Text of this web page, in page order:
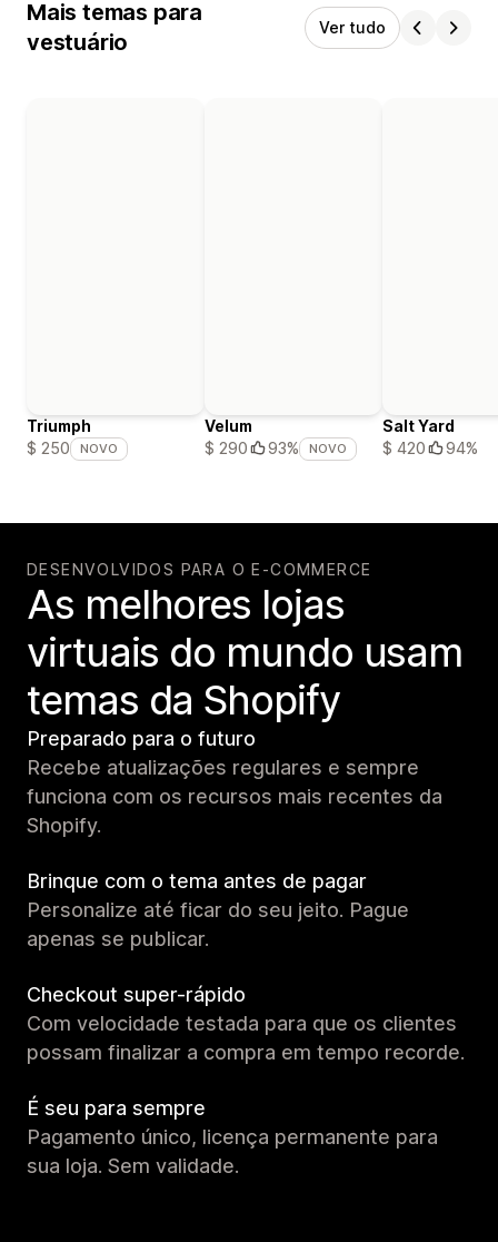
Mais temas para
vestuário
Ver tudo
Triumph
$ 250
NOVO
Velum
$ 290
93% NOVO
Salt Yard
$ 420
94%
DESENVOLVIDOS PARA O E-COMMERCE
As melhores lojas
virtuais do mundo usam
temas da Shopify
Preparado para o futuro
Recebe atualizações regulares e sempre
funciona com os recursos mais recentes da
Shopify.
Brinque com o tema antes de pagar
Personalize até ficar do seu jeito. Pague
apenas se publicar.
Checkout super-rápido
Com velocidade testada para que os clientes
possam finalizar a compra em tempo recorde.
É seu para sempre
Pagamento único, licença permanente para
sua loja. Sem validade.